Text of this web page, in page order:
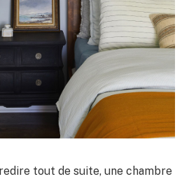
tout de suite, une chambre